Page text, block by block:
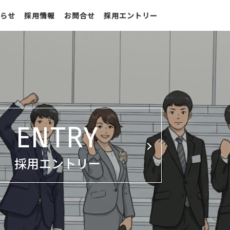
せ 採用情報 お問合せ 採用エントリー
ENTRY
採用エントリー